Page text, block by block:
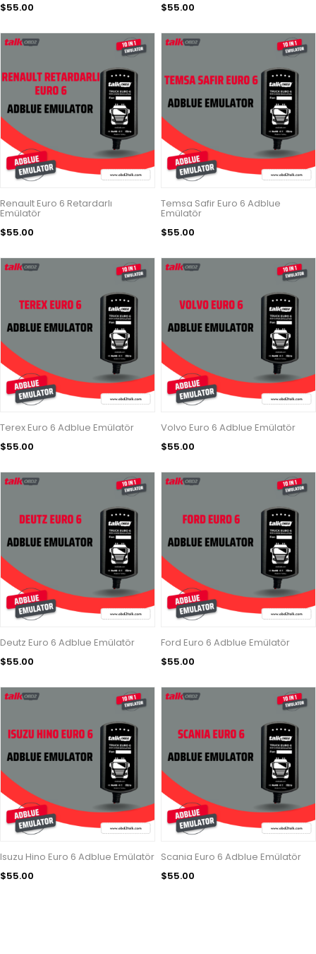
$55.00
$55.00
Renault Euro 6 Retardarlı
Emülatör
$55.00
Temsa Safir Euro 6 Adblue
Emülatör
$55.00
Terex Euro 6 Adblue Emülatör
$55.00
Volvo Euro 6 Adblue Emülatör
$55.00
Deutz Euro 6 Adblue Emülatör
$55.00
Ford Euro 6 Adblue Emülatör
$55.00
Isuzu Hino Euro 6 Adblue Emülatör
$55.00
Scania Euro 6 Adblue Emülatör
$55.00